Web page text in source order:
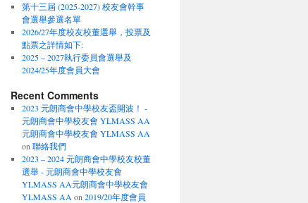
第十三屆 (2025-2027) 校友會幹事
會選舉參選名單
2026/27年度校友校董選舉，投票及
點票之詳情如下:
2025 – 2027執行委員會選舉及
2024/25年度會員大會
Recent Comments
2023 元朗商會中學校友盃開波！ -
元朗商會中學校友會 YLMASS AA
元朗商會中學校友會 YLMASS AA
on 聯絡我們
2023 – 2024 元朗商會中學校友校董
選舉 - 元朗商會中學校友會
YLMASS AA元朗商會中學校友會
YLMASS AA on 2019/20年度會員